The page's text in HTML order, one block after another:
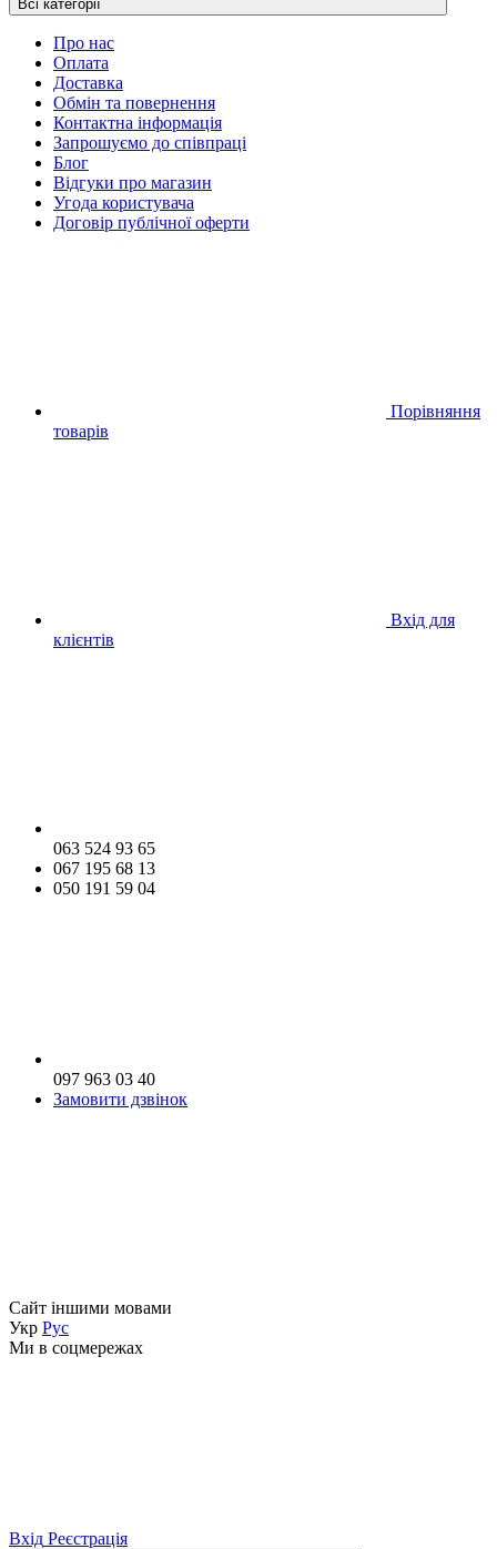
Всі категорії
Про нас
Оплата
Доставка
Обмін та повернення
Контактна інформація
Запрошуємо до співпраці
Блог
Відгуки про магазин
Угода користувача
Договір публічної оферти
Порівняння
товарів
Вхід для
клієнтів
063 524 93 65
067 195 68 13
050 191 59 04
097 963 03 40
Замовити дзвінок
Сайт іншими мовами
Укр Рус
Ми в соцмережах
Вхід Реєстрація